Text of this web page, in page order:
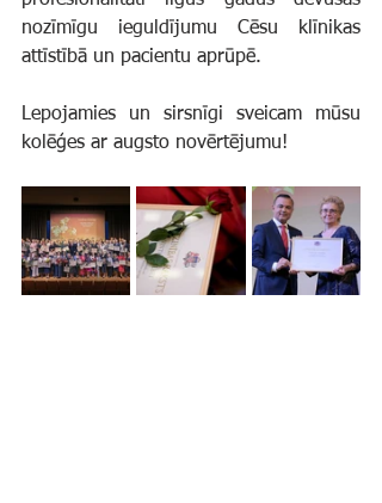
nozīmīgu ieguldījumu Cēsu klīnikas
attīstībā un pacientu aprūpē.
Lepojamies un sirsnīgi sveicam mūsu
kolēģes ar augsto novērtējumu!